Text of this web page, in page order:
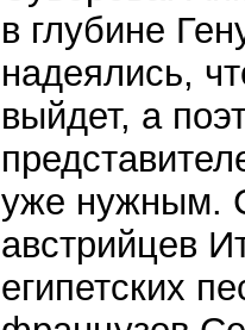
в глубине
надеялись,
выйдет, а
уже нужным.
австрийцев
египетских